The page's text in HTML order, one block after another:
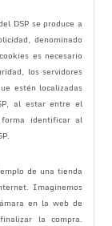
DSP se produce a
denominado
es necesario
los servidores
estén localizadas
al estar entre el
identificar al
de una tienda
Imaginemos
en la web de
la compra.